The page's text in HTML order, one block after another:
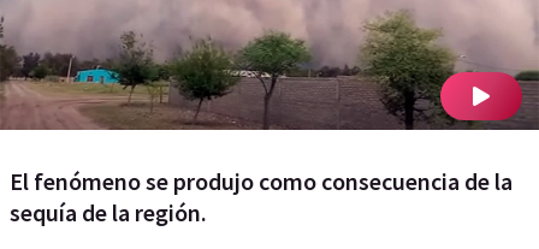
El fenómeno se produjo como consecuencia de la
sequía de la región.